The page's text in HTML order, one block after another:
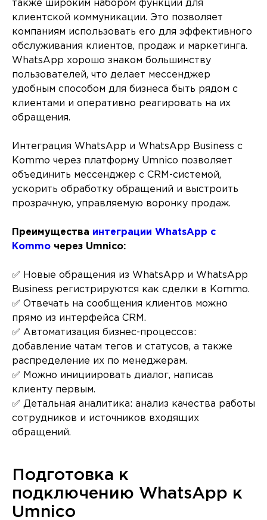
также широким набором функций для
клиентской коммуникации. Это позволяет
компаниям использовать его для эффективного
обслуживания клиентов, продаж и маркетинга.
WhatsApp хорошо знаком большинству
пользователей, что делает мессенджер
удобным способом для бизнеса быть рядом с
клиентами и оперативно реагировать на их
обращения.
Интеграция WhatsApp и WhatsApp Business с
Kommo через платформу Umnico позволяет
объединить мессенджер с CRM-системой,
ускорить обработку обращений и выстроить
прозрачную, управляемую воронку продаж.
Преимущества интеграции WhatsApp с
Kommo через Umnico:
✅ Новые обращения из WhatsApp и WhatsApp
Business регистрируются как сделки в Kommo.
✅ Отвечать на сообщения клиентов можно
прямо из интерфейса CRM.
✅ Автоматизация бизнес-процессов:
добавление чатам тегов и статусов, а также
распределение их по менеджерам.
✅ Можно инициировать диалог, написав
клиенту первым.
✅ Детальная аналитика: анализ качества работы
сотрудников и источников входящих
обращений.
Подготовка к
подключению WhatsApp к
Umnico